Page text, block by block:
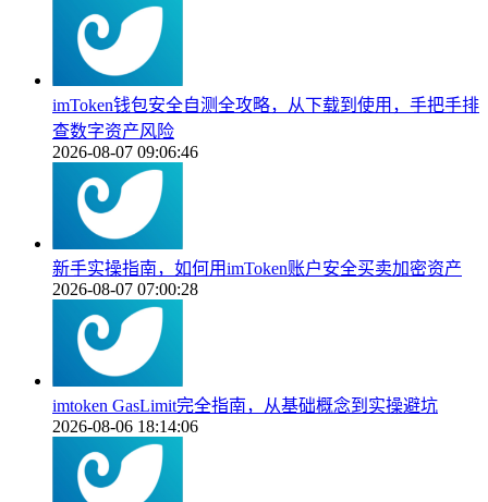
imToken钱包安全自测全攻略，从下载到使用，手把手排
查数字资产风险
2026-08-07 09:06:46
新手实操指南，如何用imToken账户安全买卖加密资产
2026-08-07 07:00:28
imtoken GasLimit完全指南，从基础概念到实操避坑
2026-08-06 18:14:06